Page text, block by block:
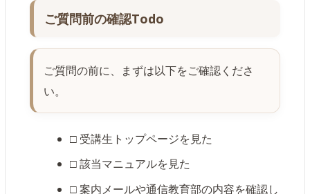
ご質問前の確認Todo
ご質問の前に、まずは以下をご確認くださ
い。
□ 受講生トップページを見た
□ 該当マニュアルを見た
□ 案内メールや通信教育部の内容を確認し